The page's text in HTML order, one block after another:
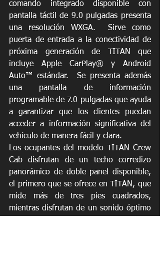
comando integrado disponible con
pantalla táctil de 9.0 pulgadas presenta
una resolución WXGA.  Sirve como
puerta de entrada a la conectividad de
próxima generación de TITAN que
incluye Apple CarPlay® y Android
Auto™ estándar.  Se presenta además
una pantalla de información
programable de 7.0 pulgadas que ayuda
a garantizar que los clientes puedan
acceder a información significativa del
vehículo de manera fácil y clara.
Los ocupantes del modelo TITAN Crew
Cab disfrutan de un techo corredizo
panorámico de doble panel disponible,
el primero que se ofrece en TITAN, que
mide más de tres pies cuadrados,
mientras disfrutan de un sonido óptimo